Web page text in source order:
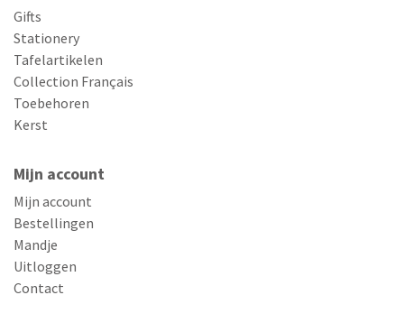
Gifts
Stationery
Tafelartikelen
Collection Français
Toebehoren
Kerst
Mijn account
Mijn account
Bestellingen
Mandje
Uitloggen
Contact